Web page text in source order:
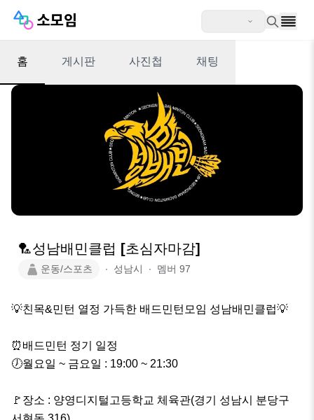
홈 게시판 사진첩 채팅
🏸성남배민클럽 [초심자마감]
운동/스포츠 ∙ 성남시 ∙ 멤버 97
💡친목&민턴 열정 가득한 배드민턴모임 성남배민클럽💡
⏰️배드민턴 정기 일정
🕖월요일 ~ 금요일 : 19:00 ~ 21:30
🚩장소 : 양영디지털고등학교 체육관(경기 성남시 분당구